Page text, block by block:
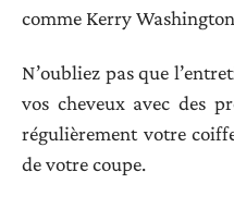
comme Kerry
N’oubliez pas que
vos cheveux avec des
régulièrement votre
de votre coupe.